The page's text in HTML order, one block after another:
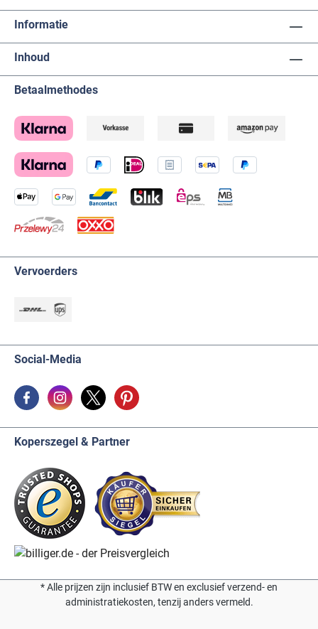
Informatie
Inhoud
Betaalmethodes
Vervoerders
Social-Media
Koperszegel & Partner
* Alle prijzen zijn inclusief BTW en exclusief verzend- en
administratiekosten, tenzij anders vermeld.